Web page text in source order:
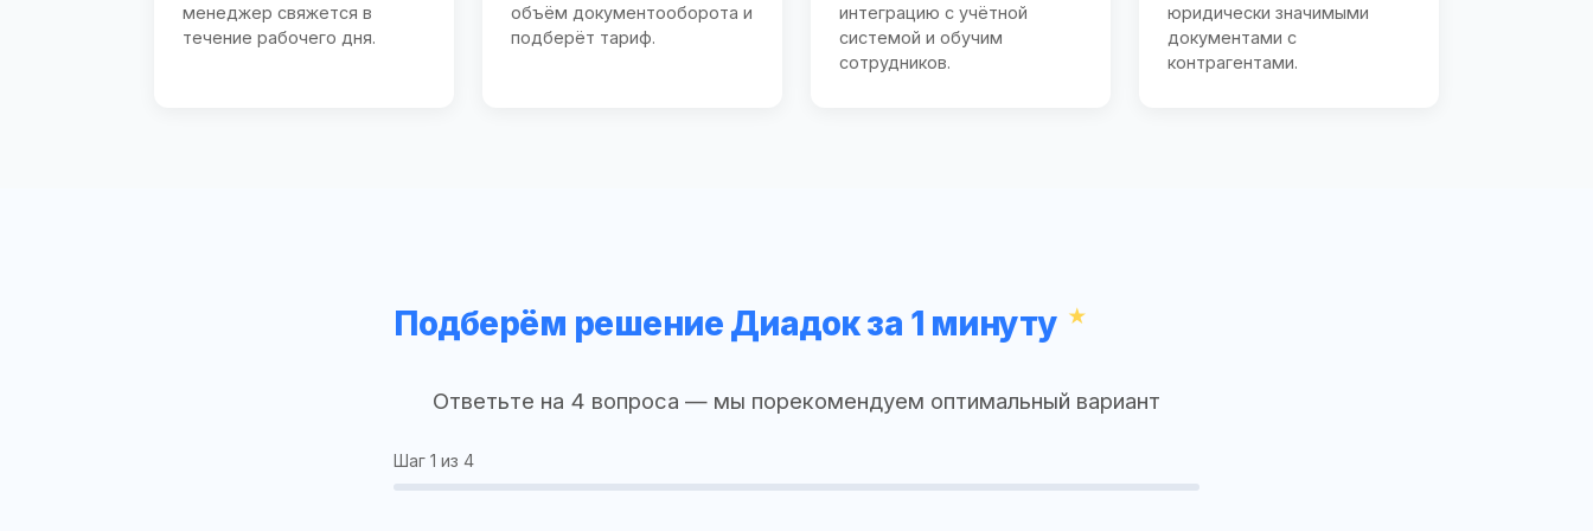
менеджер свяжется в
течение рабочего дня.
объём документооборота и
подберёт тариф.
интеграцию с учётной
системой и обучим
сотрудников.
юридически значимыми
документами с
контрагентами.
Подберём решение Диадок за 1 минуту
Ответьте на 4 вопроса — мы порекомендуем оптимальный вариант
Шаг 1 из 4